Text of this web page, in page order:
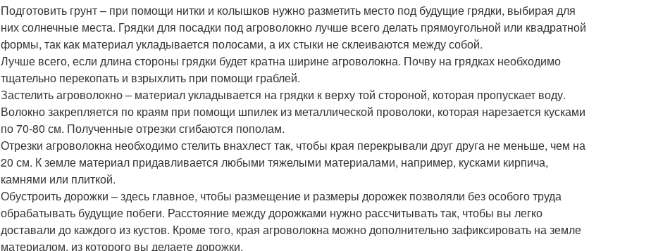
Подготовить грунт – при помощи нитки и колышков нужно разметить место под будущие грядки, выбирая для
них солнечные места. Грядки для посадки под агроволокно лучше всего делать прямоугольной или квадратной
формы, так как материал укладывается полосами, а их стыки не склеиваются между собой.
Лучше всего, если длина стороны грядки будет кратна ширине агроволокна. Почву на грядках необходимо
тщательно перекопать и взрыхлить при помощи граблей.
Застелить агроволокно – материал укладывается на грядки к верху той стороной, которая пропускает воду.
Волокно закрепляется по краям при помощи шпилек из металлической проволоки, которая нарезается кусками
по 70-80 см. Полученные отрезки сгибаются пополам.
Отрезки агроволокна необходимо стелить внахлест так, чтобы края перекрывали друг друга не меньше, чем на
20 см. К земле материал придавливается любыми тяжелыми материалами, например, кусками кирпича,
камнями или плиткой.
Обустроить дорожки – здесь главное, чтобы размещение и размеры дорожек позволяли без особого труда
обрабатывать будущие побеги. Расстояние между дорожками нужно рассчитывать так, чтобы вы легко
доставали до каждого из кустов. Кроме того, края агроволокна можно дополнительно зафиксировать на земле
материалом, из которого вы делаете дорожки.